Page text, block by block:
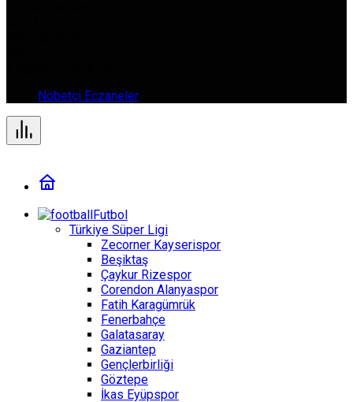
Nöbetçi Eczaneler
Futbol
Türkiye Süper Ligi
Zecorner Kayserispor
Beşiktaş
Çaykur Rizespor
Corendon Alanyaspor
Fatih Karagümrük
Fenerbahçe
Galatasaray
Gaziantep
Gençlerbirliği
Göztepe
İkas Eyüpspor